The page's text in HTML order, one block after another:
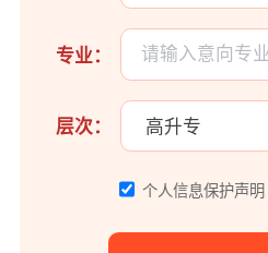
专业：
层次：
个人信息保护声明